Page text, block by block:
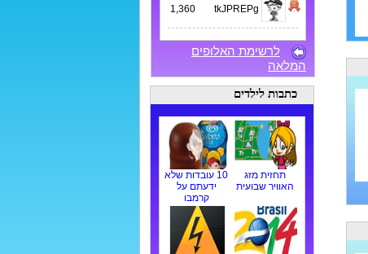
1,360
לרשימת האלופים
המלאה
כתבות לילדים
תחזית מזג
האוויר שבועית
10 עובדות שלא
ידעתם על
קרמבו